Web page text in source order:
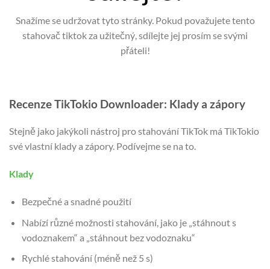
Snažíme se udržovat tyto stránky. Pokud považujete tento
stahovač tiktok za užitečný, sdílejte jej prosím se svými
přáteli!
Recenze TikTokio Downloader: Klady a zápory
Stejně jako jakýkoli nástroj pro stahování TikTok má TikTokio
své vlastní klady a zápory. Podívejme se na to.
Klady
Bezpečné a snadné použití
Nabízí různé možnosti stahování, jako je „stáhnout s
vodoznakem“ a „stáhnout bez vodoznaku“
Rychlé stahování (méně než 5 s)